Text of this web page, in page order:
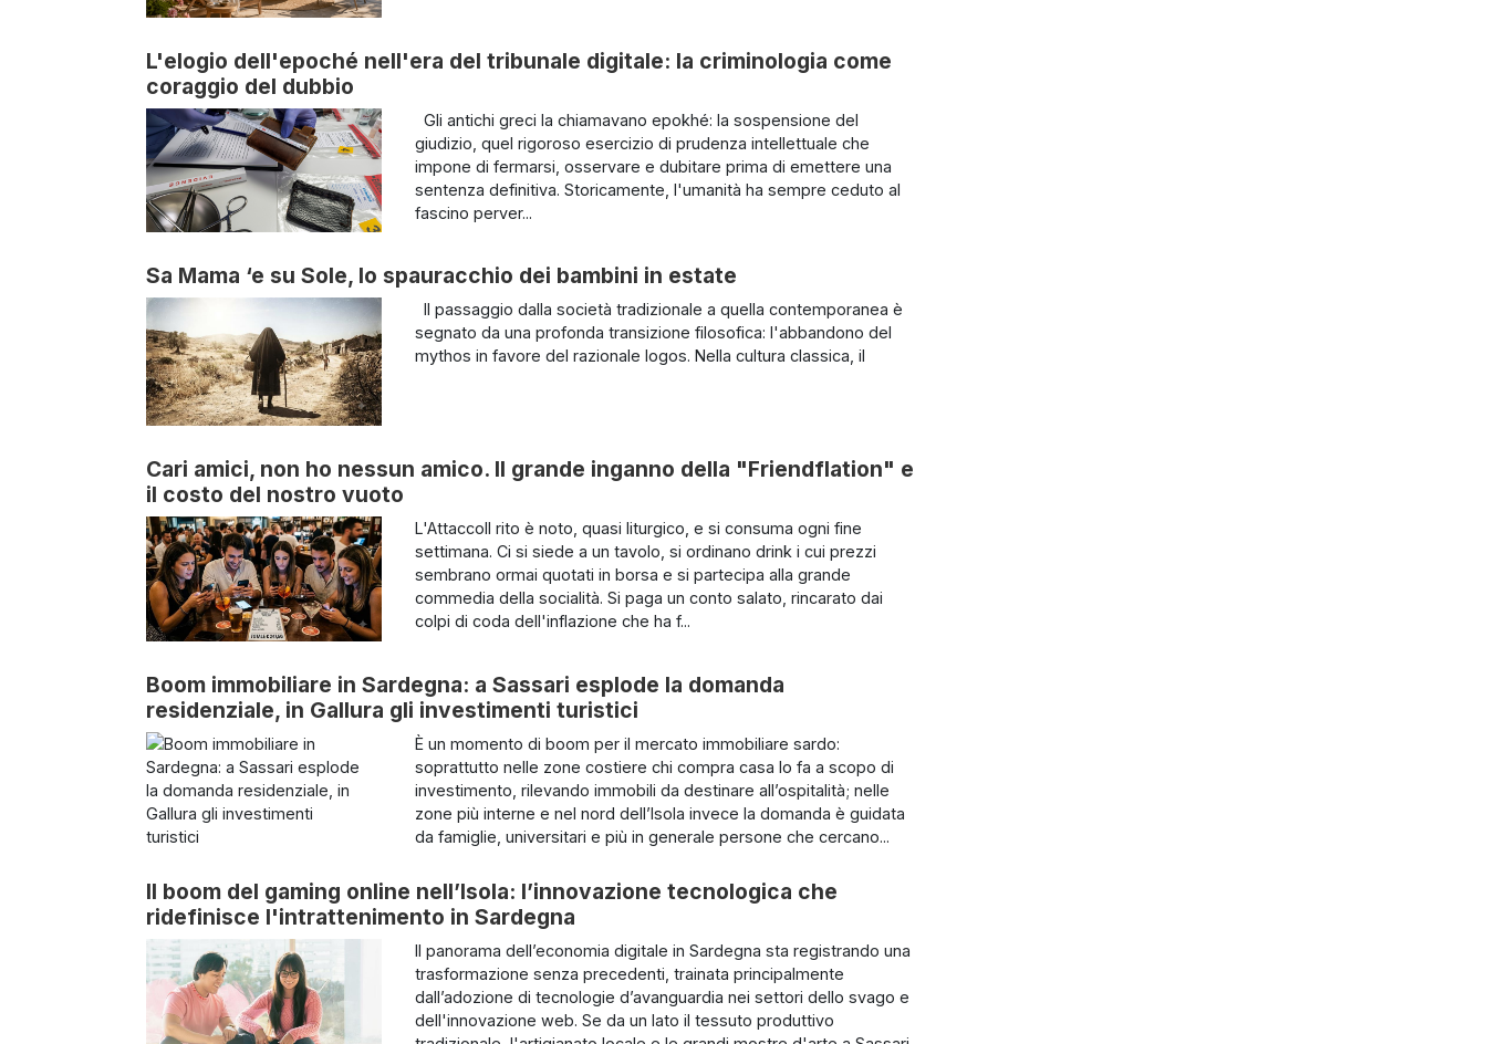
L'elogio dell'epoché nell'era del tribunale digitale: la criminologia come
coraggio del dubbio
Gli antichi greci la chiamavano epokhé: la sospensione del
giudizio, quel rigoroso esercizio di prudenza intellettuale che
impone di fermarsi, osservare e dubitare prima di emettere una
sentenza definitiva. Storicamente, l'umanità ha sempre ceduto al
fascino perver...
Sa Mama ‘e su Sole, lo spauracchio dei bambini in estate
Il passaggio dalla società tradizionale a quella contemporanea è
segnato da una profonda transizione filosofica: l'abbandono del
mythos in favore del razionale logos. Nella cultura classica, il
Cari amici, non ho nessun amico. Il grande inganno della "Friendflation" e
il costo del nostro vuoto
L'AttaccoIl rito è noto, quasi liturgico, e si consuma ogni fine
settimana. Ci si siede a un tavolo, si ordinano drink i cui prezzi
sembrano ormai quotati in borsa e si partecipa alla grande
commedia della socialità. Si paga un conto salato, rincarato dai
colpi di coda dell'inflazione che ha f...
Boom immobiliare in Sardegna: a Sassari esplode la domanda
residenziale, in Gallura gli investimenti turistici
È un momento di boom per il mercato immobiliare sardo:
soprattutto nelle zone costiere chi compra casa lo fa a scopo di
investimento, rilevando immobili da destinare all’ospitalità; nelle
zone più interne e nel nord dell’Isola invece la domanda è guidata
da famiglie, universitari e più in generale persone che cercano...
Il boom del gaming online nell’Isola: l’innovazione tecnologica che
ridefinisce l'intrattenimento in Sardegna
Il panorama dell’economia digitale in Sardegna sta registrando una
trasformazione senza precedenti, trainata principalmente
dall’adozione di tecnologie d’avanguardia nei settori dello svago e
dell'innovazione web. Se da un lato il tessuto produttivo